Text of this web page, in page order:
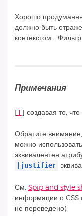
Хорошо
должно быть
контекстом...
Примечания
[1 ] создавая то,
Обратите
можно
эквивалентен
|justifier
См. Spip and style
информации о CSS
не переведено).